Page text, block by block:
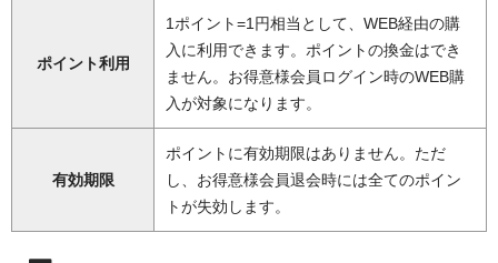
ポイント利用
1ポイント=1円相当として、WEB経由の購
入に利用できます。ポイントの換金はでき
ません。お得意様会員ログイン時のWEB購
入が対象になります。
有効期限
ポイントに有効期限はありません。ただ
し、お得意様会員退会時には全てのポイン
トが失効します。